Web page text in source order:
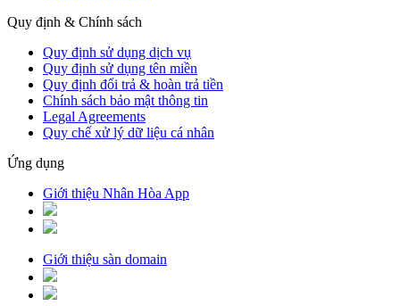
Quy định & Chính sách
Quy định sử dụng dịch vụ
Quy định sử dụng tên miền
Quy định đổi trả & hoàn trả tiền
Chính sách bảo mật thông tin
Legal Agreements
Quy chế xử lý dữ liệu cá nhân
Ứng dụng
Giới thiệu Nhân Hòa App
Giới thiệu sàn domain